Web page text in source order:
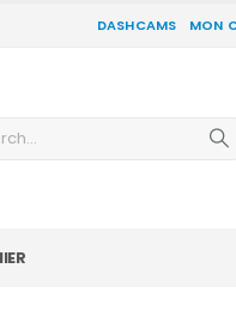
DASHCAMS MON